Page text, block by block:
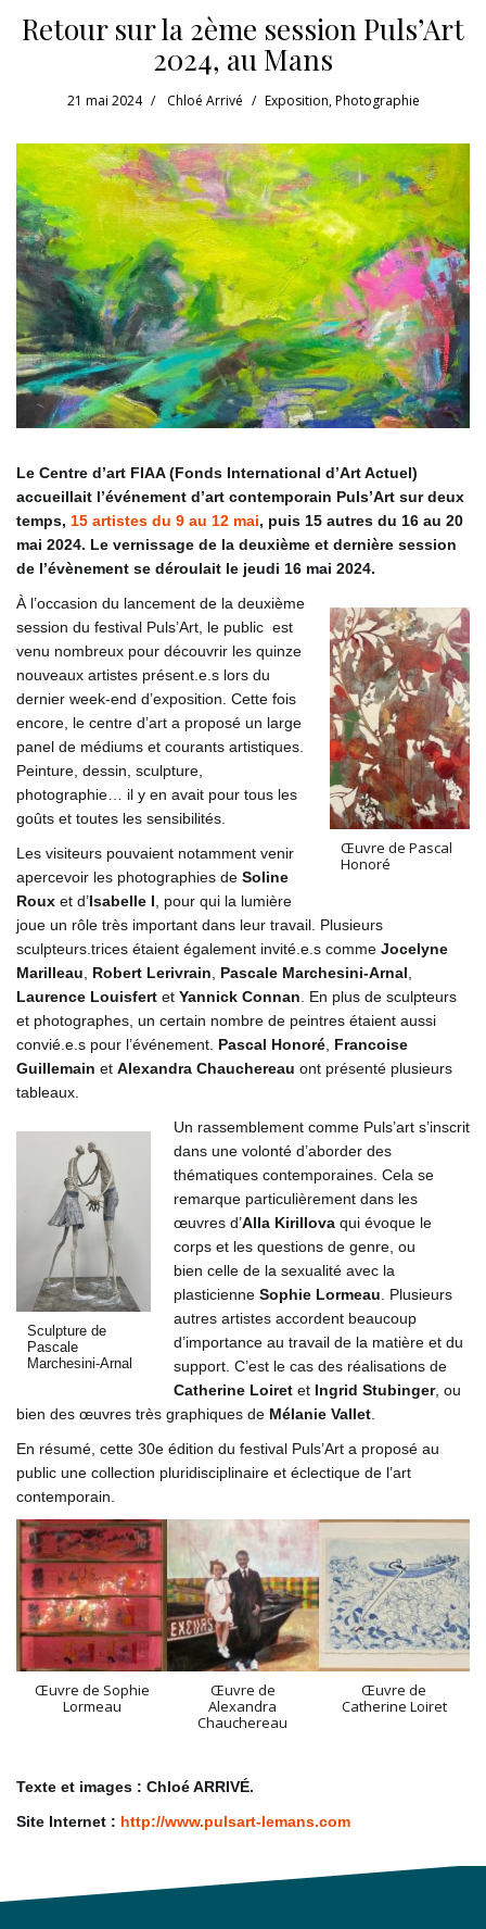
Retour sur la 2ème session Puls’Art
2024, au Mans
21 mai 2024 Chloé Arrivé Exposition,Photographie
Le Centre d’art FIAA (Fonds International d’Art Actuel)
accueillait l’événement d’art contemporain Puls’Art sur deux
temps, 15 artistes du 9 au 12 mai, puis 15 autres du 16 au 20
mai 2024. Le vernissage de la deuxième et dernière session
de l’évènement se déroulait le jeudi 16 mai 2024.
Œuvre de Pascal
Honoré
Àl’occasion du lancement de la deuxième
session du festival Puls’Art, le public est
venu nombreux pour découvrir les quinze
nouveaux artistes présent.e.s lors du
dernier week-end d’exposition. Cette fois
encore, le centre d’art a proposé un large
panel de médiums et courants artistiques.
Peinture, dessin, sculpture,
photographie… il y en avait pour tous les
goûts et toutes les sensibilités.
Les visiteurs pouvaient notamment venir
apercevoir les photographies de Soline
Roux et d’Isabelle I, pour qui la lumière
joue un rôle très important dans leur travail. Plusieurs
sculpteurs.trices étaient également invité.e.s comme Jocelyne
Marilleau, Robert Lerivrain, Pascale Marchesini-Arnal,
Laurence Louisfert et Yannick Connan. En plus de sculpteurs
et photographes, un certain nombre de peintres étaient aussi
convié.e.s pour l’événement. Pascal Honoré, Francoise
Guillemain et Alexandra Chauchereau ont présenté plusieurs
tableaux.
Sculpture de
Pascale
Marchesini-Arnal
Un rassemblement comme Puls’art s’inscrit
dans une volonté d’aborder des
thématiques contemporaines. Cela se
remarque particulièrement dans les
œuvres d’Alla Kirillova qui évoque le
corps et les questions de genre, ou
bien celle de la sexualité avec la
plasticienne Sophie Lormeau. Plusieurs
autres artistes accordent beaucoup
d’importance au travail de la matière et du
support. C’est le cas des réalisations de
Catherine Loiret et Ingrid Stubinger, ou
bien des œuvres très graphiques de Mélanie Vallet.
En résumé, cette 30e édition du festival Puls’Art a proposé au
public une collection pluridisciplinaire et éclectique de l’art
contemporain.
Œuvre de Sophie
Lormeau
Œuvre de
Alexandra
Chauchereau
Œuvre de
Catherine Loiret
Texte et images : Chloé ARRIVÉ.
Site Internet : http://www.pulsart-lemans.com